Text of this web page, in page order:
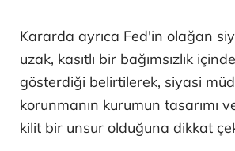
Kararda ayrıca Fed'in olağan
uzak, kasıtlı bir bağımsızlık
gösterdiği belirtilerek, siyasi
korunmanın kurumun tasarımı
kilit bir unsur olduğuna dikkat